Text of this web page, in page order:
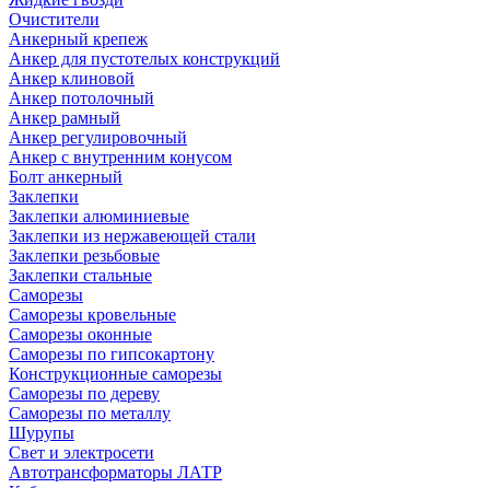
Очистители
Анкерный крепеж
Анкер для пустотелых конструкций
Анкер клиновой
Анкер потолочный
Анкер рамный
Анкер регулировочный
Анкер с внутренним конусом
Болт анкерный
Заклепки
Заклепки алюминиевые
Заклепки из нержавеющей стали
Заклепки резьбовые
Заклепки стальные
Саморезы
Саморезы кровельные
Саморезы оконные
Саморезы по гипсокартону
Конструкционные саморезы
Саморезы по дереву
Саморезы по металлу
Шурупы
Свет и электросети
Автотрансформаторы ЛАТР